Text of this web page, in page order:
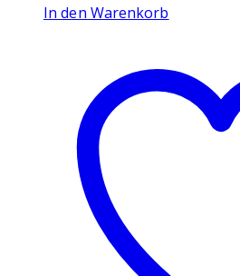
In den Warenkorb